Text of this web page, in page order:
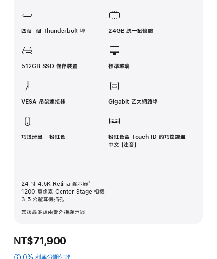
四個 個 Thunderbolt 埠 24GB 統一記憶體
512GB SSD 儲存裝置 標準玻璃
VESA 吊架連接器 Gigabit 乙太網路埠
巧控滑鼠 - 粉紅色
粉紅色含 Touch ID 的巧控鍵盤 -
中文 (注音)
24 吋 4.5K Retina 顯示器¹
1200 萬像素 Center Stage 相機
3.5 公釐耳機插孔
支援最多達兩部外接顯示器
NT$71,900
0% 利率分期付款